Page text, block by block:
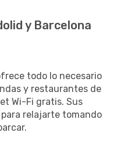
y Barcelona
todo lo necesario
y restaurantes de
Wi-Fi gratis. Sus
relajarte tomando